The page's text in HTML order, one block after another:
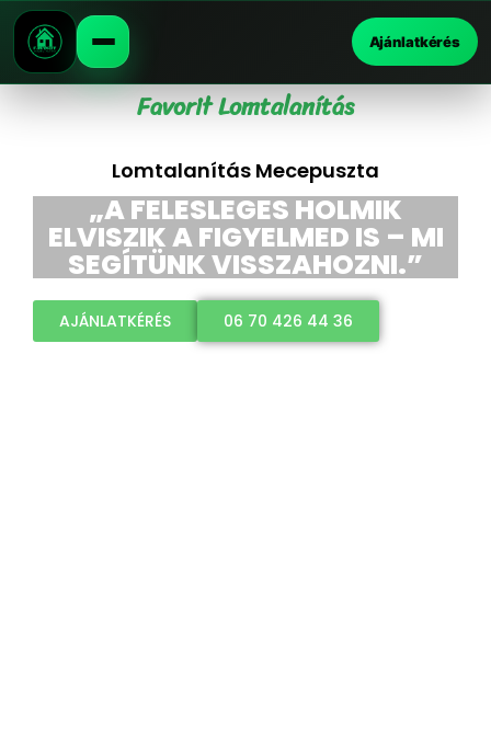
Ajánlatkérés
Favorit Lomtalanítás
Lomtalanítás Mecepuszta
„A FELESLEGES HOLMIK
ELVISZIK A FIGYELMED IS – MI
SEGÍTÜNK VISSZAHOZNI.”
AJÁNLATKÉRÉS 06 70 426 44 36